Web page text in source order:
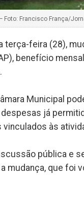
Foto: Francisco França/
feira (28),
benefício
Municipal
já
às
pública e
mudança, que foi